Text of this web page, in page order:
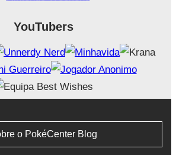
YouTubers
o PokéCenter Blog